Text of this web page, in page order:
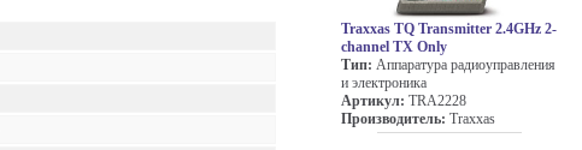
Traxxas TQ Transmitter 2.4GHz 2-
channel TX Only
Тип: Аппаратура радиоуправления
и электроника
Артикул: TRA2228
Производитель: Traxxas